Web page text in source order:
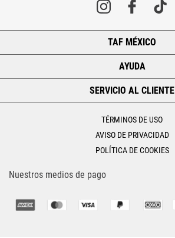
TAF MÉXICO
AYUDA
SERVICIO AL CLIENTE
TÉRMINOS DE USO
AVISO DE PRIVACIDAD
POLÍTICA DE COOKIES
Nuestros medios de pago